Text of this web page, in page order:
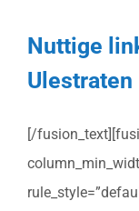
Nuttige
Ulestraten
[/